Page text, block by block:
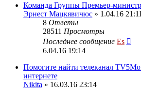
Команда Группы Премьер-
Эрнест Мацкявичюс » 1.04.16 21:11
8 Ответы
28511 Просмотры
Последнее сообщение Es
6.04.16 19:14
Помогите найти телеканал
интернете
Nikita » 16.03.16 23:14